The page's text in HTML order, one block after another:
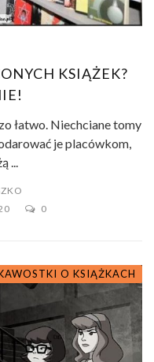
KSIĄŻEK?
łatwo. Niechciane tomy
je placówkom,
...
0
O KSIĄŻKACH